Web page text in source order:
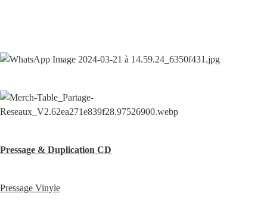
Pressage & Duplication CD
Pressage Vinyle